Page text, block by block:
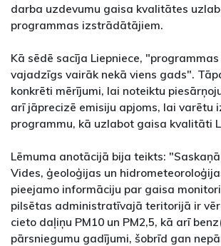
darba uzdevumu gaisa kvalitātes
programmas izstrādātājiem.
Kā sēdē sacīja Liepniece,
vajadzīgs vairāk nekā viens gads".
konkrēti mērījumi, lai noteiktu
arī jāprecizē emisiju apjoms, lai varētu
programmu, kā uzlabot gaisa kvalitāti
Lēmuma anotācijā bija teikts:
Vides, ģeoloģijas un
pieejamo informāciju par gaisa
pilsētas administratīvajā teritorijā ir
cieto daļiņu PM10 un PM2,5, kā arī
pārsniegumu gadījumi, šobrīd gan